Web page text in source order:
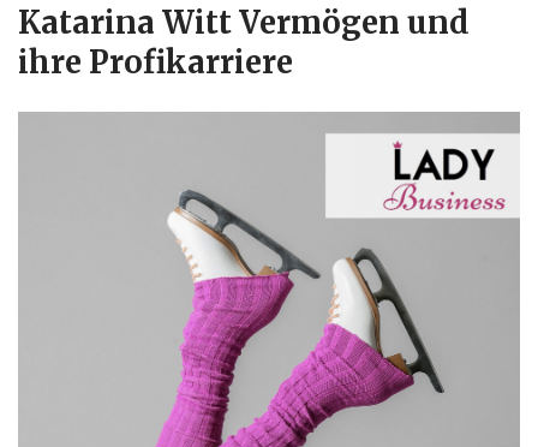
Katarina Witt Vermögen und
ihre Profikarriere